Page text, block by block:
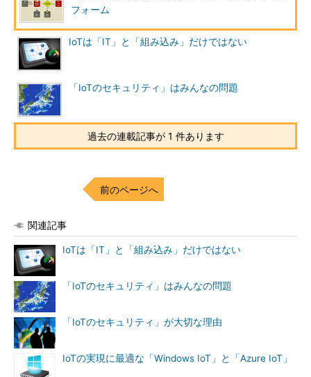
フォーム
IoTは「IT」と「組み込み」だけではない
「IoTのセキュリティ」はみんなの問題
過去の連載記事が 1 件あります
前のページへ
関連記事
IoTは「IT」と「組み込み」だけではない
「IoTのセキュリティ」はみんなの問題
「IoTのセキュリティ」が大切な理由
IoTの実現に最適な「Windows IoT」と「Azure IoT」